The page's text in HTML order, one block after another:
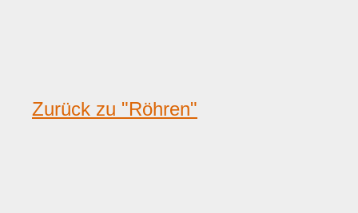
Zurück zu "Röhren"